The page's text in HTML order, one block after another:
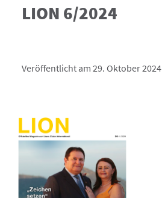
LION 6/2024
Veröffentlicht am 29. Oktober 2024